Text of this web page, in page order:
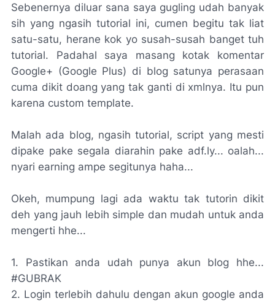
Sebenernya diluar sana saya gugling udah banyak
sih yang ngasih tutorial ini, cumen begitu tak liat
satu-satu, herane kok yo susah-susah banget tuh
tutorial. Padahal saya masang kotak komentar
Google+ (Google Plus) di blog satunya perasaan
cuma dikit doang yang tak ganti di xmlnya. Itu pun
karena custom template.
Malah ada blog, ngasih tutorial, script yang mesti
dipake pake segala diarahin pake adf.ly... oalah...
nyari earning ampe segitunya haha...
Okeh, mumpung lagi ada waktu tak tutorin dikit
deh yang jauh lebih simple dan mudah untuk anda
mengerti hhe...
1. Pastikan anda udah punya akun blog hhe...
#GUBRAK
2. Login terlebih dahulu dengan akun google anda